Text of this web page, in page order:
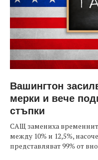
Вашингтон
мерки и вече
стъпки
САЩ замениха
между 10% и 12,5%,
представляват 99% от